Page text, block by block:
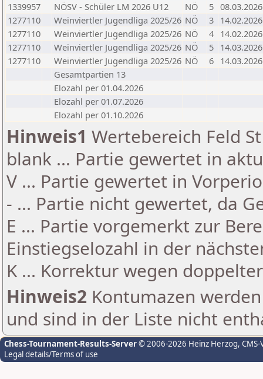
1339957
NÖSV - Schüler LM 2026 U12 NÖ 5 08.03.2026
1277110
Weinviertler Jugendliga 2025/26 NÖ 3 14.02.2026
1277110
Weinviertler Jugendliga 2025/26 NÖ 4 14.02.2026
1277110
Weinviertler Jugendliga 2025/26 NÖ 5 14.03.2026
1277110
Weinviertler Jugendliga 2025/26 NÖ 6 14.03.2026
Gesamtpartien 13
Elozahl per 01.04.2026
Elozahl per 01.07.2026
Elozahl per 01.10.2026
Hinweis1 Wertebereich Feld
blank ... Partie gewertet in
V ... Partie gewertet in
- ... Partie nicht gewertet, da
E ... Partie vorgemerkt zur
Einstiegselozahl in der
K ... Korrektur wegen
Hinweis2 Kontumazen
und sind in der Liste nicht
Chess-Tournament-Results-Server© 2006-2026 Heinz Herzog,
Legal details/Terms of use